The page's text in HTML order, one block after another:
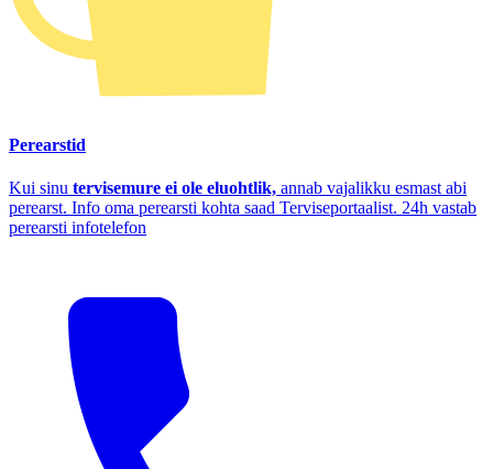
Perearstid
Kui sinu tervisemure ei ole eluohtlik, annab vajalikku esmast abi
perearst. Info oma perearsti kohta saad Terviseportaalist. 24h vastab
perearsti infotelefon